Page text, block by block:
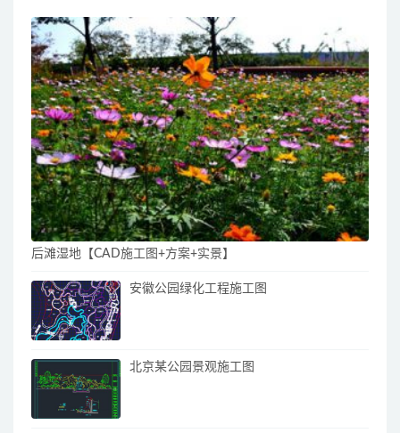
后滩湿地【CAD施工图+方案+实景】
安徽公园绿化工程施工图
北京某公园景观施工图